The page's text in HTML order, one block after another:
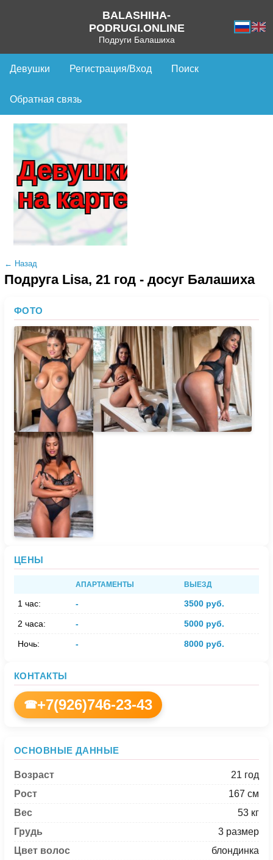
BALASHIHA-
PODRUGI.ONLINE
Подруги Балашиха
Девушки Регистрация/Вход Поиск
Обратная связь
Девушки
на карте
← Назад
Подруга Lisa, 21 год - досуг Балашиха
ФОТО
ЦЕНЫ
АПАРТАМЕНТЫ ВЫЕЗД
1 час: - 3500 руб.
2 часа: - 5000 руб.
Ночь: - 8000 руб.
КОНТАКТЫ
☎+7(926)746-23-43
ОСНОВНЫЕ ДАННЫЕ
Возраст
21 год
Рост
167 см
Вес
53 кг
Грудь
3 размер
Цвет волос
блондинка